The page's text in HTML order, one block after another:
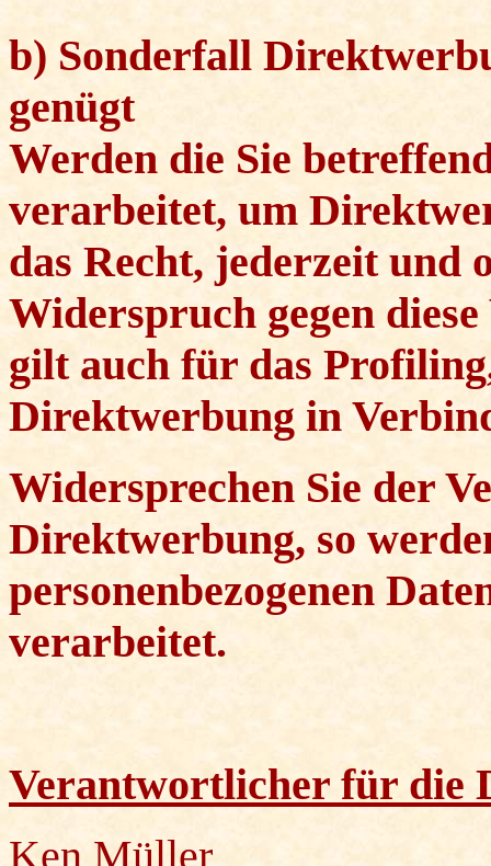
b) Sonderfall
genügt
Werden die Sie
verarbeitet, um
das Recht, jederzeit und
Widerspruch gegen
gilt auch für das
Direktwerbung in
Widersprechen Sie der
Direktwerbung, so
personenbezogenen
verarbeitet.
Verantwortlicher für die
Ken Müller